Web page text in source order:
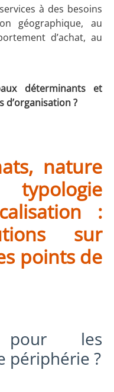
à des besoins
géographique, au
d’achat, au
déterminants et
?
nature
:
sur
points de
les
périphérie ?